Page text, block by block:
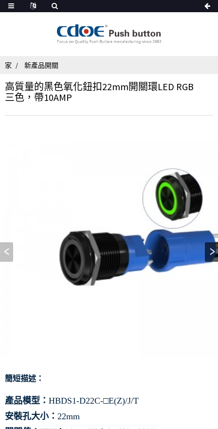
家 新產品開關
高質量的黑色氧化鈕扣22mm開關環LED RGB
三色，帶10AMP
簡短描述：
產品模型： HBDS1-D22C-□E(Z)/J/T
安裝孔大小： 22mm